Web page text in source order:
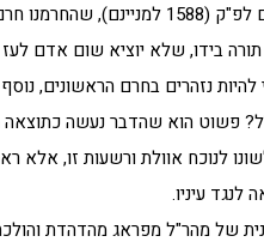
"ודבר זה נעשה פה ק"ק פראג בשבת תשובה
בידו, שלא יוציא שום אדם
נזהרים בחרם הראשונים,
פשוט הוא שהדבר נעשה
לנוכח אוולת ורשעות זו,
עיניו.
של מהר"ל מפראג מהדהדת